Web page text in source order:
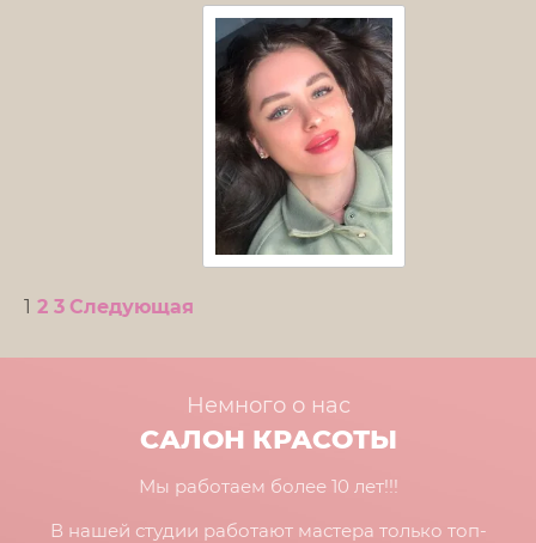
1 2 3 Следующая
Немного о нас
САЛОН КРАСОТЫ
Мы работаем более 10 лет!!!
В нашей студии работают мастера только топ-